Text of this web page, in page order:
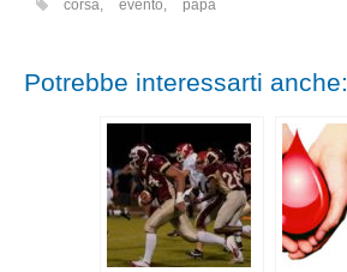
corsa
evento papà
Potrebbe interessarti anche: